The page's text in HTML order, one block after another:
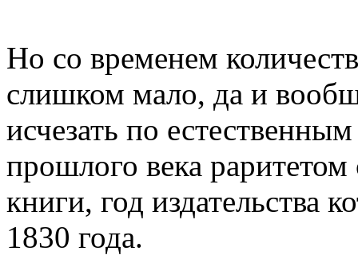
Но со временем
слишком мало, да и
исчезать по
прошлого века
книги, год издательства
1830 года.